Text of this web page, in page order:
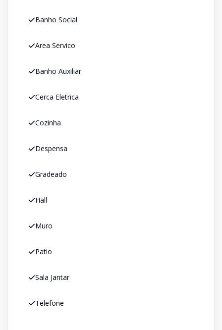
Banho Social
Area Servico
Banho Auxiliar
Cerca Eletrica
Cozinha
Despensa
Gradeado
Hall
Muro
Patio
Sala Jantar
Telefone